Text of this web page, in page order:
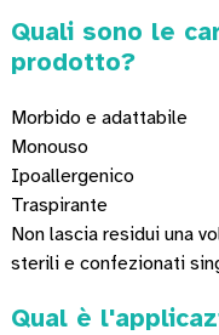
Quali sono le
prodotto?
Morbido e adattabile
Monouso
Ipoallergenico
Traspirante
Non lascia residui una
sterili e confezionati
Qual è